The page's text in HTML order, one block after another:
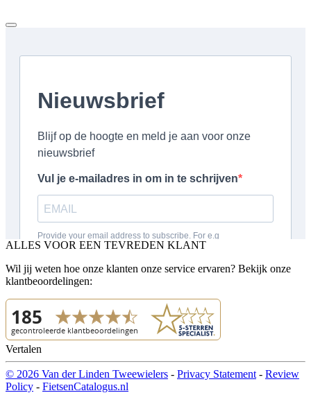
ALLES VOOR EEN TEVREDEN KLANT
Wil jij weten hoe onze klanten onze service ervaren? Bekijk onze
klantbeoordelingen:
Vertalen
© 2026 Van der Linden Tweewielers - Privacy Statement - Review
Policy - FietsenCatalogus.nl